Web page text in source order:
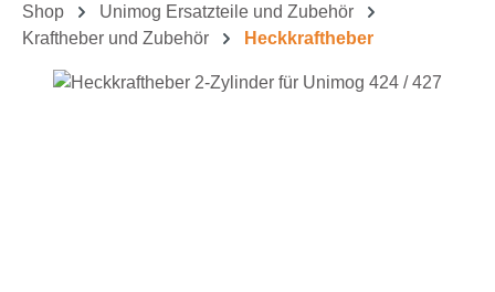
Shop
Unimog Ersatzteile und Zubehör
Kraftheber und Zubehör
Heckkraftheber
Bildergalerie überspringen